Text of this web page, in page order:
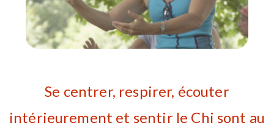
Se centrer, respirer, écouter
intérieurement et sentir le Chi sont au